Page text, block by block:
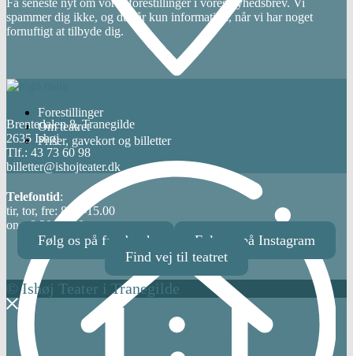
Forestillinger
Om teatret
Priser, gavekort og billetter
Få seneste nyt om vores forestillinger i vores nyhedsbrev. Vi
spammer dig ikke, og du får kun information, når vi har noget
fornuftigt at tilbyde dig.
Brentedalen 8, Tranegilde
2635 Ishøj
Tlf.: 43 73 60 98
billetter@ishojteater.dk
Telefontid:
tir, tor, fre: 8.30-15.00
ons: 8.30-12.00
Følg os på facebook
Følg os på Instagram
Find vej til teatret
© Ishøj Teater i Tranegilde